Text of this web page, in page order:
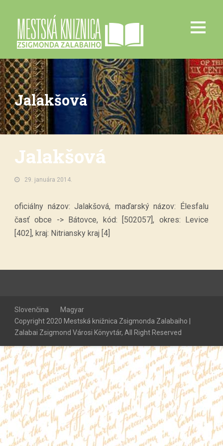
Jalakšová
Jalakšová
29. januára 2014.
oficiálny názov: Jalakšová, maďarský názov: Élesfalu
časť obce -> Bátovce, kód: [502057], okres: Levice
[402], kraj: Nitriansky kraj [4]
Slovenčina
Magyar
Copyright 2020 Mestská knižnica Zsigmonda Zalabaiho |
Zalabai Zsigmond Városi Könyvtár, All Right Reserved